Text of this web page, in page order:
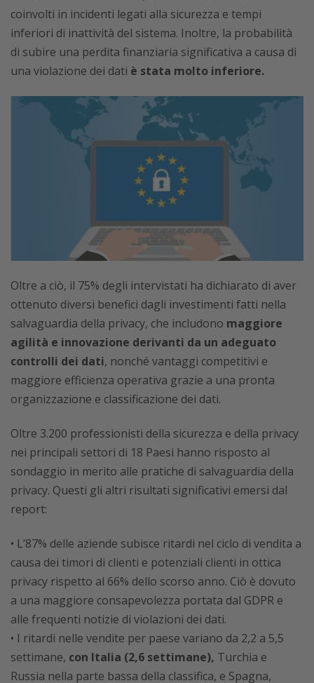
coinvolti in incidenti legati alla sicurezza e tempi
inferiori di inattività del sistema. Inoltre, la probabilità
di subire una perdita finanziaria significativa a causa di
una violazione dei dati è stata molto inferiore.
Oltre a ciò, il 75% degli intervistati ha dichiarato di aver
ottenuto diversi benefici dagli investimenti fatti nella
salvaguardia della privacy, che includono maggiore
agilità e innovazione derivanti da un adeguato
controlli dei dati, nonché vantaggi competitivi e
maggiore efficienza operativa grazie a una pronta
organizzazione e classificazione dei dati.
Oltre 3.200 professionisti della sicurezza e della privacy
nei principali settori di 18 Paesi hanno risposto al
sondaggio in merito alle pratiche di salvaguardia della
privacy. Questi gli altri risultati significativi emersi dal
report:
• L’87% delle aziende subisce ritardi nel ciclo di vendita a
causa dei timori di clienti e potenziali clienti in ottica
privacy rispetto al 66% dello scorso anno. Ciò è dovuto
a una maggiore consapevolezza portata dal GDPR e
alle frequenti notizie di violazioni dei dati.
• I ritardi nelle vendite per paese variano da 2,2 a 5,5
settimane, con Italia (2,6 settimane), Turchia e
Russia nella parte bassa della classifica, e Spagna,